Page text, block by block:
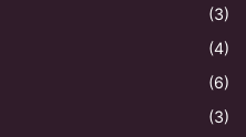
(3)
(4)
(6)
(3)